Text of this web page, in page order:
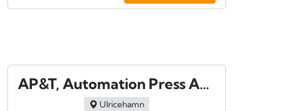
AP&T, Automation Press And Tooling AB - Ulricehamn
Ulricehamn